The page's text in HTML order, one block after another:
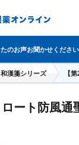
日焼け止め
オバジ
のお声お聞かせください
和漢箋シリーズ 【
ロート防風通